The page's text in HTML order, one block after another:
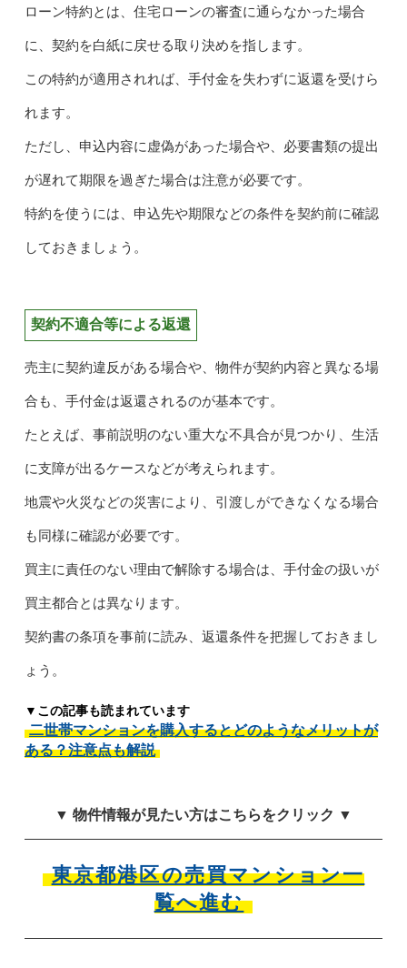
ローン特約とは、住宅ローンの審査に通らなかった場合
に、契約を白紙に戻せる取り決めを指します。
この特約が適用されれば、手付金を失わずに返還を受けら
れます。
ただし、申込内容に虚偽があった場合や、必要書類の提出
が遅れて期限を過ぎた場合は注意が必要です。
特約を使うには、申込先や期限などの条件を契約前に確認
しておきましょう。
契約不適合等による返還
売主に契約違反がある場合や、物件が契約内容と異なる場
合も、手付金は返還されるのが基本です。
たとえば、事前説明のない重大な不具合が見つかり、生活
に支障が出るケースなどが考えられます。
地震や火災などの災害により、引渡しができなくなる場合
も同様に確認が必要です。
買主に責任のない理由で解除する場合は、手付金の扱いが
買主都合とは異なります。
契約書の条項を事前に読み、返還条件を把握しておきまし
ょう。
▼この記事も読まれています
二世帯マンションを購入するとどのようなメリットが
ある？注意点も解説
▼ 物件情報が見たい方はこちらをクリック ▼
東京都港区の売買マンション一
覧へ進む